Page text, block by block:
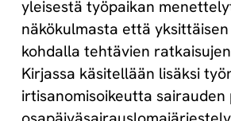
yleisestä työpaikan
näkökulmasta että
kohdalla tehtävien
Kirjassa käsitellään lisäksi
irtisanomisoikeutta